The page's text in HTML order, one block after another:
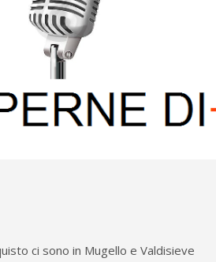
ci sono in Mugello e Valdisieve